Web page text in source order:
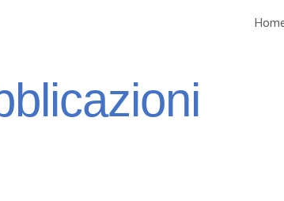
Skip to navigation